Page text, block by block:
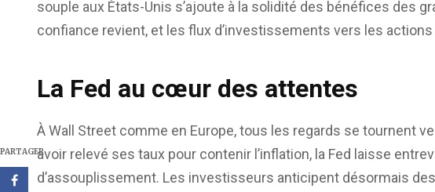
PARTAGER
souple aux États-Unis s’ajoute à la solidité des bénéfices des
confiance revient, et les flux d’investissements vers les actions
La Fed au cœur des attentes
À Wall Street comme en Europe, tous les regards se tournent
avoir relevé ses taux pour contenir l’inflation, la Fed laisse
d’assouplissement. Les investisseurs anticipent désormais